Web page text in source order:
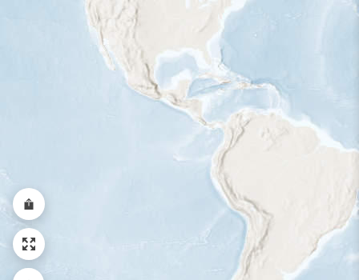
Abundancia de esta especie
Muy bajo Bajo
Gama de especies por estación
Gama de verano
Rango de invierno
Rango a lo largo del año